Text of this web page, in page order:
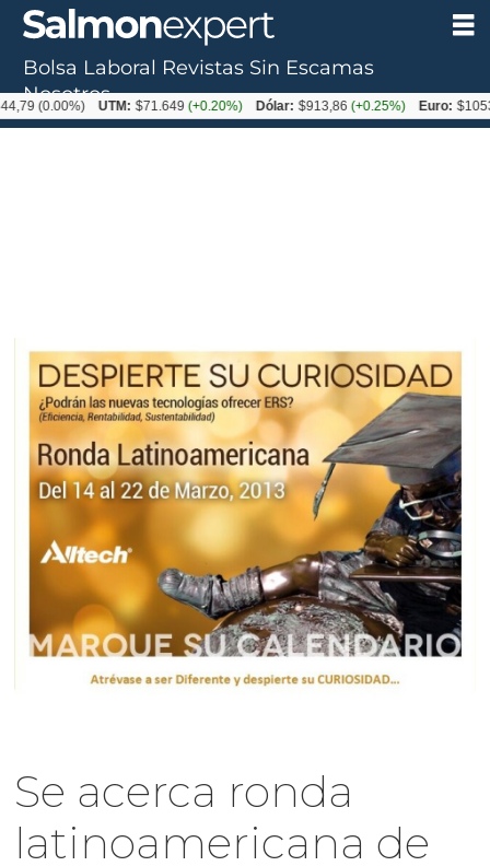
Se acerca ronda
latinoamericana de
Bolsa Laboral Revistas Sin Escamas
Nosotros
UTM: $71.649(+0.20%) Dólar: $913,86(+0.25%) Euro: $1053,08 (-